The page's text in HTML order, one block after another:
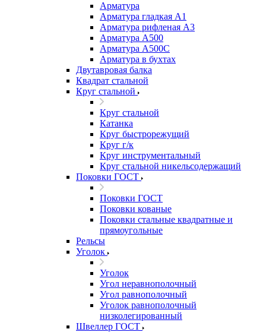
Арматура
Арматура гладкая А1
Арматура рифленая А3
Арматура А500
Арматура А500С
Арматура в бухтах
Двутавровая балка
Квадрат стальной
Круг стальной
Круг стальной
Катанка
Круг быстрорежущий
Круг г/к
Круг инструментальный
Круг стальной никельсодержащий
Поковки ГОСТ
Поковки ГОСТ
Поковки кованые
Поковки стальные квадратные и
прямоугольные
Рельсы
Уголок
Уголок
Угол неравнополочный
Угол равнополочный
Уголок равнополочный
низколегированный
Швеллер ГОСТ